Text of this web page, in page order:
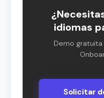
idiomas
Demo gratuita
Solicitar